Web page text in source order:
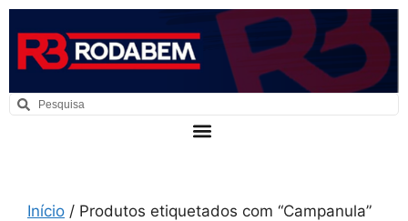
Início / Produtos etiquetados com “Campanula”